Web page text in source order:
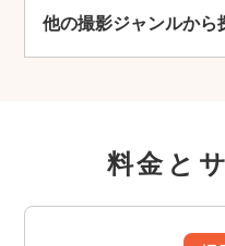
他の撮影ジャンルから
料金と